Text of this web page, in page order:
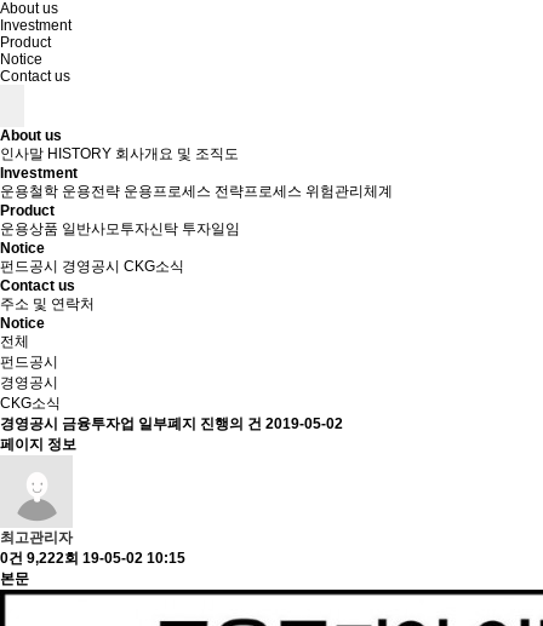
About us
Investment
Product
Notice
Contact us
About us
인사말 HISTORY 회사개요 및 조직도
Investment
운용철학 운용전략 운용프로세스 전략프로세스 위험관리체계
Product
운용상품 일반사모투자신탁 투자일임
Notice
펀드공시
경영공시 CKG소식
Contact us
주소 및 연락처
Notice
전체
펀드공시
경영공시
CKG소식
경영공시 금융투자업 일부폐지 진행의 건 2019-05-02
페이지 정보
최고관리자
0건 9,222회 19-05-02 10:15
본문